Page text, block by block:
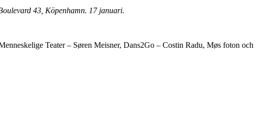
43, Köpenhamn. 17 januari.
Teater – Søren Meisner, Dans2Go – Costin Radu, Møs foton